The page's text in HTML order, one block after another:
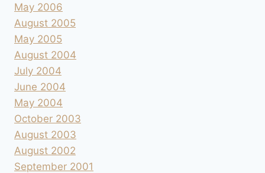
May 2006
August 2005
May 2005
August 2004
July 2004
June 2004
May 2004
October 2003
August 2003
August 2002
September 2001